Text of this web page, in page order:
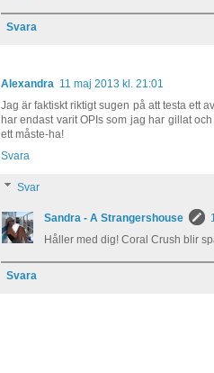
Svara
Alexandra 11 maj 2013 kl. 21:01
Jag är faktiskt riktigt sugen på att testa ett
har endast varit OPIs som jag har gillat
ett måste-ha!
Svara
Svar
Sandra - A Strangershouse
Håller med dig! Coral Crush blir
Svara